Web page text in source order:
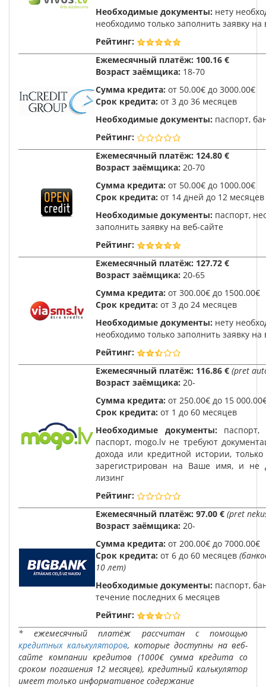
Необходимые документы: нету
необходимо только заполнить заявку на
Рейтинг:
Ежемесячный платёж: 100.16 €
Возраст заёмщика: 18-70
Сумма кредита: от 50.00€ до 3000.00€
Срок кредита: от 3 до 36 месяцев
Необходимые документы: паспорт,
Рейтинг:
Ежемесячный платёж: 124.80 €
Возраст заёмщика: 20-70
Сумма кредита: от 50.00€ до 1000.00€
Срок кредита: от 14 дней до 12 месяцев
Необходимые документы: паспорт,
заполнить заявку на веб-сайте
Рейтинг:
Ежемесячный платёж: 127.72 €
Возраст заёмщика: 20-65
Сумма кредита: от 300.00€ до 1500.00€
Срок кредита: от 3 до 24 месяцев
Необходимые документы: нету
необходимо только заполнить заявку на
Рейтинг:
Ежемесячный платёж: 116.86 € (pret
Возраст заёмщика: 20-
Сумма кредита: от 250.00€ до 15
Срок кредита: от 1 до 60 месяцев
Необходимые документы:
паспорт,
паспорт, mogo.lv не требуют
дохода или кредитной истории,
зарегистрирован на Ваше имя, и не
лизинг
Рейтинг:
Ежемесячный платёж: 97.00 € (pret
Возраст заёмщика: 20-
Сумма кредита: от 200.00€ до 7000.00€
Срок кредита: от 6 до 60 месяцев
10 лет)
Необходимые документы: паспорт,
течение последних 6 месяцев
Рейтинг:
* ежемесячный платёж рассчитан с помощью
кредитных калькуляторов, которые доступны на веб-
сайте компании кредитов (1000€ сумма кредита со
сроком погашения 12 месяцев), кредитный калькулятор
имеет только информативное содержание